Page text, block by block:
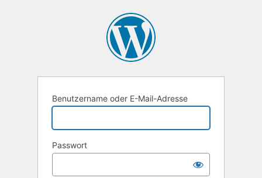
Benutzername oder E-Mail-Adresse
Passwort